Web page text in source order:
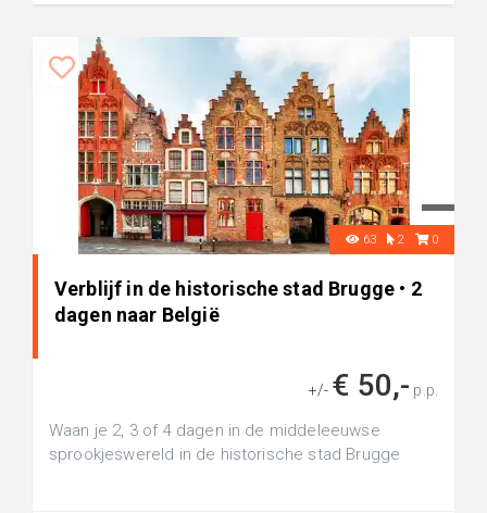
63 2 0
Verblijf in de historische stad Brugge • 2
dagen naar België
+/- € 50,- p.p.
Waan je 2, 3 of 4 dagen in de middeleeuwse
sprookjeswereld in de historische stad Brugge